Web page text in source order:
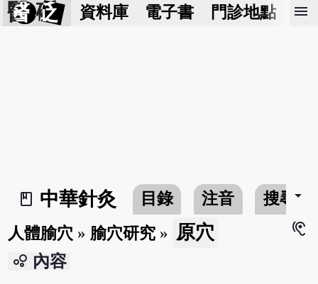
醫 砭 資料庫 電子書 門診地點 預
menu
book_2
中華針灸 目錄 注音 搜尋arrow_drop_down
人體腧穴 » 腧穴研究 » 原穴
hearing
bubble_chart 內容